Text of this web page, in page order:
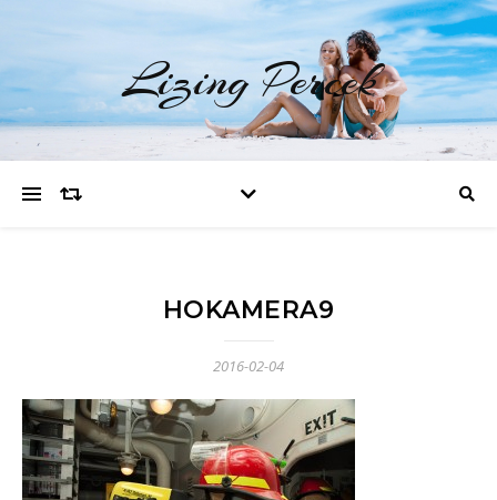
Lizing Percek
HOKAMERA9
2016-02-04